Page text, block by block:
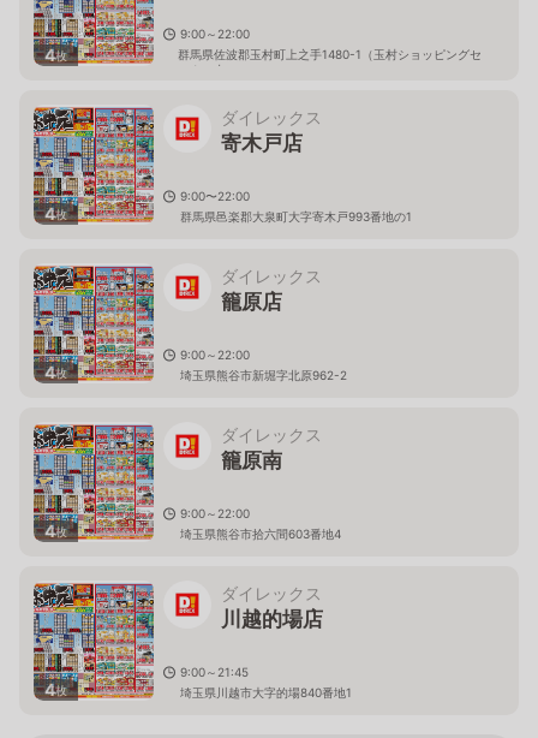
4枚
9:00～22:00
群馬県佐波郡玉村町上之手1480-1（玉村ショッピングセ
ンター内）
4枚
ダイレックス
寄木戸店
9:00〜22:00
群馬県邑楽郡大泉町大字寄木戸993番地の1
4枚
ダイレックス
籠原店
9:00～22:00
埼玉県熊谷市新堀字北原962-2
4枚
ダイレックス
籠原南
9:00～22:00
埼玉県熊谷市拾六間603番地4
4枚
ダイレックス
川越的場店
9:00～21:45
埼玉県川越市大字的場840番地1